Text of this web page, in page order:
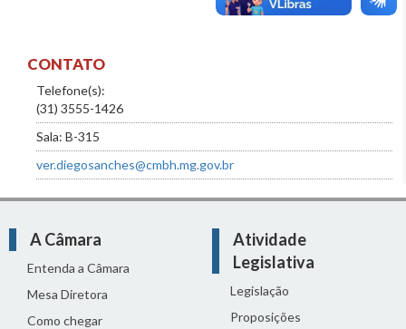
CONTATO
Telefone(s):
(31) 3555-1426
Sala: B-315
ver.diegosanches@cmbh.mg.gov.br
A Câmara
Entenda a Câmara
Mesa Diretora
Como chegar
Atividade
Legislativa
Legislação
Proposições